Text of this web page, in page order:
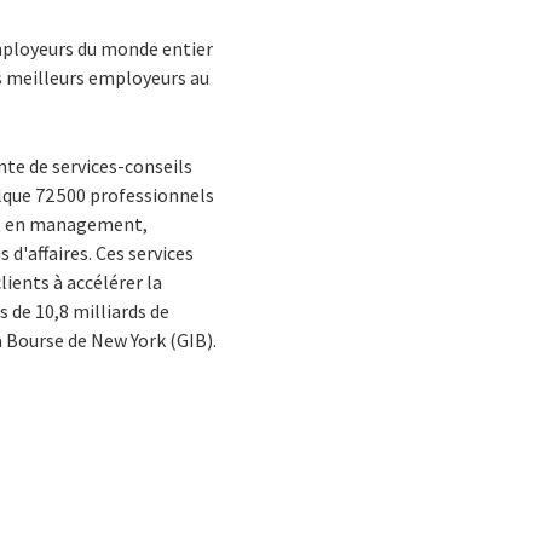
du monde entier
employeurs au
de services-conseils
72 500 professionnels
management,
Ces services
à accélérer la
de 10,8 milliards de
de New York (GIB).